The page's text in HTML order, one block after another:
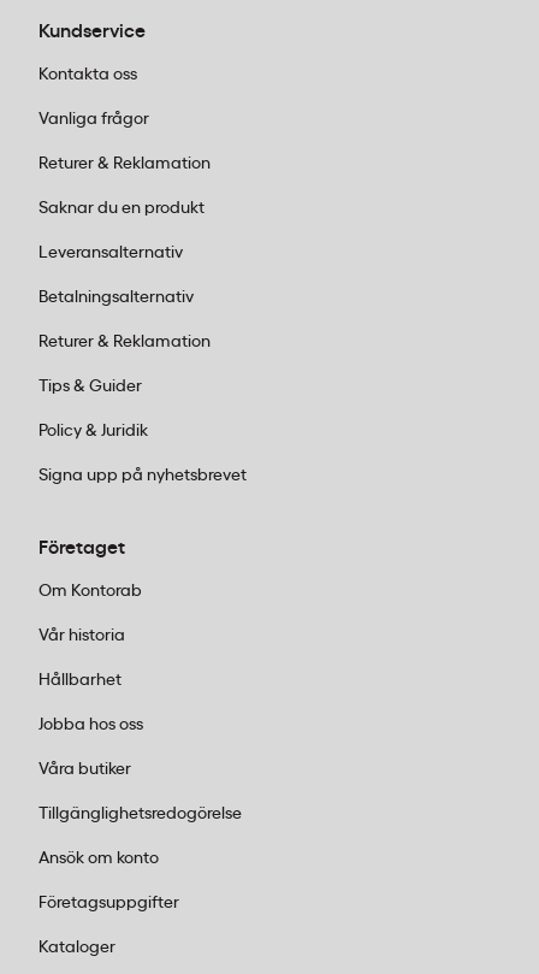
Kundservice
Kontakta oss
Vanliga frågor
Returer & Reklamation
Saknar du en produkt
Leveransalternativ
Betalningsalternativ
Returer & Reklamation
Tips & Guider
Policy & Juridik
Signa upp på nyhetsbrevet
Företaget
Om Kontorab
Vår historia
Hållbarhet
Jobba hos oss
Våra butiker
Tillgänglighetsredogörelse
Ansök om konto
Företagsuppgifter
Kataloger